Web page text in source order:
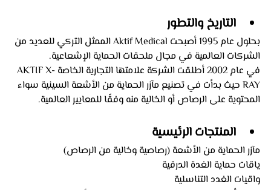
التاريخ والتطور
بحلول عام 1995 أصبحت Aktif Medical الممثل التركي للعديد من
الشركات العالمية في مجال ملحقات الحماية الإشعاعية.
في عام 2002 أطلقت الشركة علامتها التجارية الخاصة AKTIF X-
RAY حيث بدأت في تصنيع مآزر الحماية من الأشعة السينية سواء
المحتوية على الرصاص أو الخالية منه وفقًا للمعايير العالمية.
المنتجات الرئيسية
مآزر الحماية من الأشعة (رصاصية وخالية من الرصاص)
ياقات حماية الغدة الدرقية
واقيات الغدد التناسلية